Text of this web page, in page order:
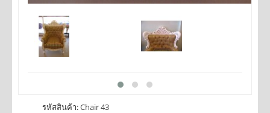
รหัสสินค้า:Chair 43